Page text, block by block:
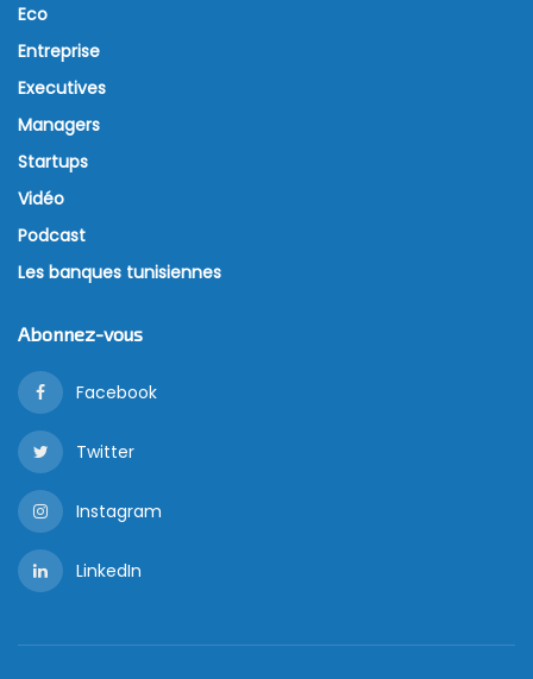
Eco
Entreprise
Executives
Managers
Startups
Vidéo
Podcast
Les banques tunisiennes
Abonnez-vous
Facebook
Twitter
Instagram
LinkedIn